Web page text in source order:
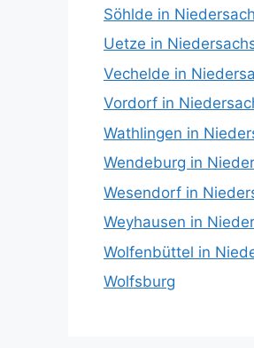
Söhlde in
Uetze in
Vechelde in
Vordorf in
Wathlingen in
Wendeburg in
Wesendorf in
Weyhausen in
Wolfenbüttel in
Wolfsburg